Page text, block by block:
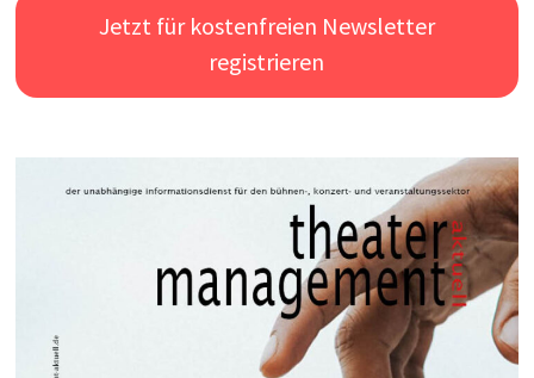
Jetzt für kostenfreien Newsletter
registrieren